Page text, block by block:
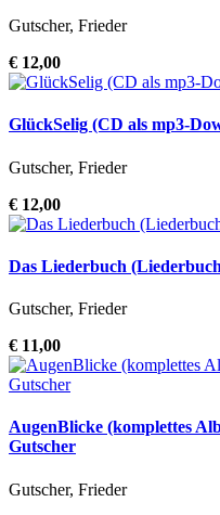
Gutscher, Frieder
€ 12,00
GlückSelig (CD als mp3-
Gutscher, Frieder
€ 12,00
Das Liederbuch
Gutscher, Frieder
€ 11,00
AugenBlicke (komplettes
Gutscher
Gutscher, Frieder